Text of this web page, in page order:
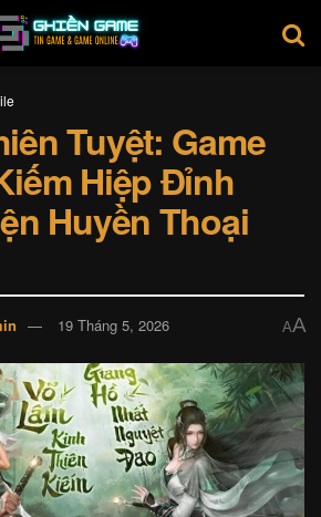
Tuyệt: Game
Hiệp Đỉnh
Huyền Thoại
19 Tháng 5, 2026 AA